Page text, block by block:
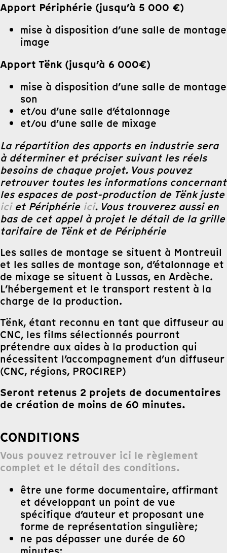
Apport Périphérie (jusqu’à 5 000 €)
mise à disposition d’une salle de montage
image
Apport Tënk (jusqu’à 6 000€)
mise à disposition d’une salle de montage
son
et/ou d’une salle d’étalonnage
et/ou d’une salle de mixage
La répartition des apports en industrie sera
à déterminer et préciser suivant les réels
besoins de chaque projet. Vous pouvez
retrouver toutes les informations concernant
les espaces de post-production de Tënk juste
iciet Périphérie ici. Vous trouverez aussi en
bas de cet appel à projet le détail de la grille
tarifaire de Tënk et de Périphérie
Les salles de montage se situent à Montreuil
et les salles de montage son, d’étalonnage et
de mixage se situent à Lussas, en Ardèche.
L’hébergement et le transport restent à la
charge de la production.
Tënk, étant reconnu en tant que diffuseur au
CNC, les films sélectionnés pourront
prétendre aux aides à la production qui
nécessitent l’accompagnement d’un diffuseur
(CNC, régions, PROCIREP)
Seront retenus 2 projets de documentaires
de création de moins de 60 minutes.
CONDITIONS
Vous pouvez retrouver ici le règlement
complet et le détail des conditions.
être une forme documentaire, affirmant
et développant un point de vue
spécifique d’auteur et proposant une
forme de représentation singulière;
ne pas dépasser une durée de 60